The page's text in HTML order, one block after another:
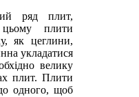
ряд плит,
плити
як цеглини,
укладатися
велику
плит. Плити
одного, щоб